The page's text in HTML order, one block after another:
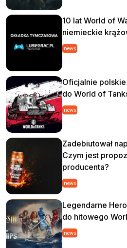
10 lat World of
niemieckie
news
Oficjalnie
do World of
news
Zadebiutował
Czym jest
producenta?
news
Legendarne
do hitowego
news